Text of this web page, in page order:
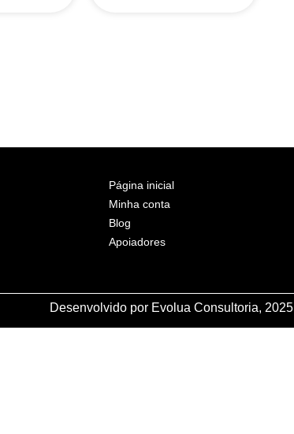
Página inicial
Minha conta
Blog
Apoiadores
Desenvolvido por Evolua Consultoria, 2025